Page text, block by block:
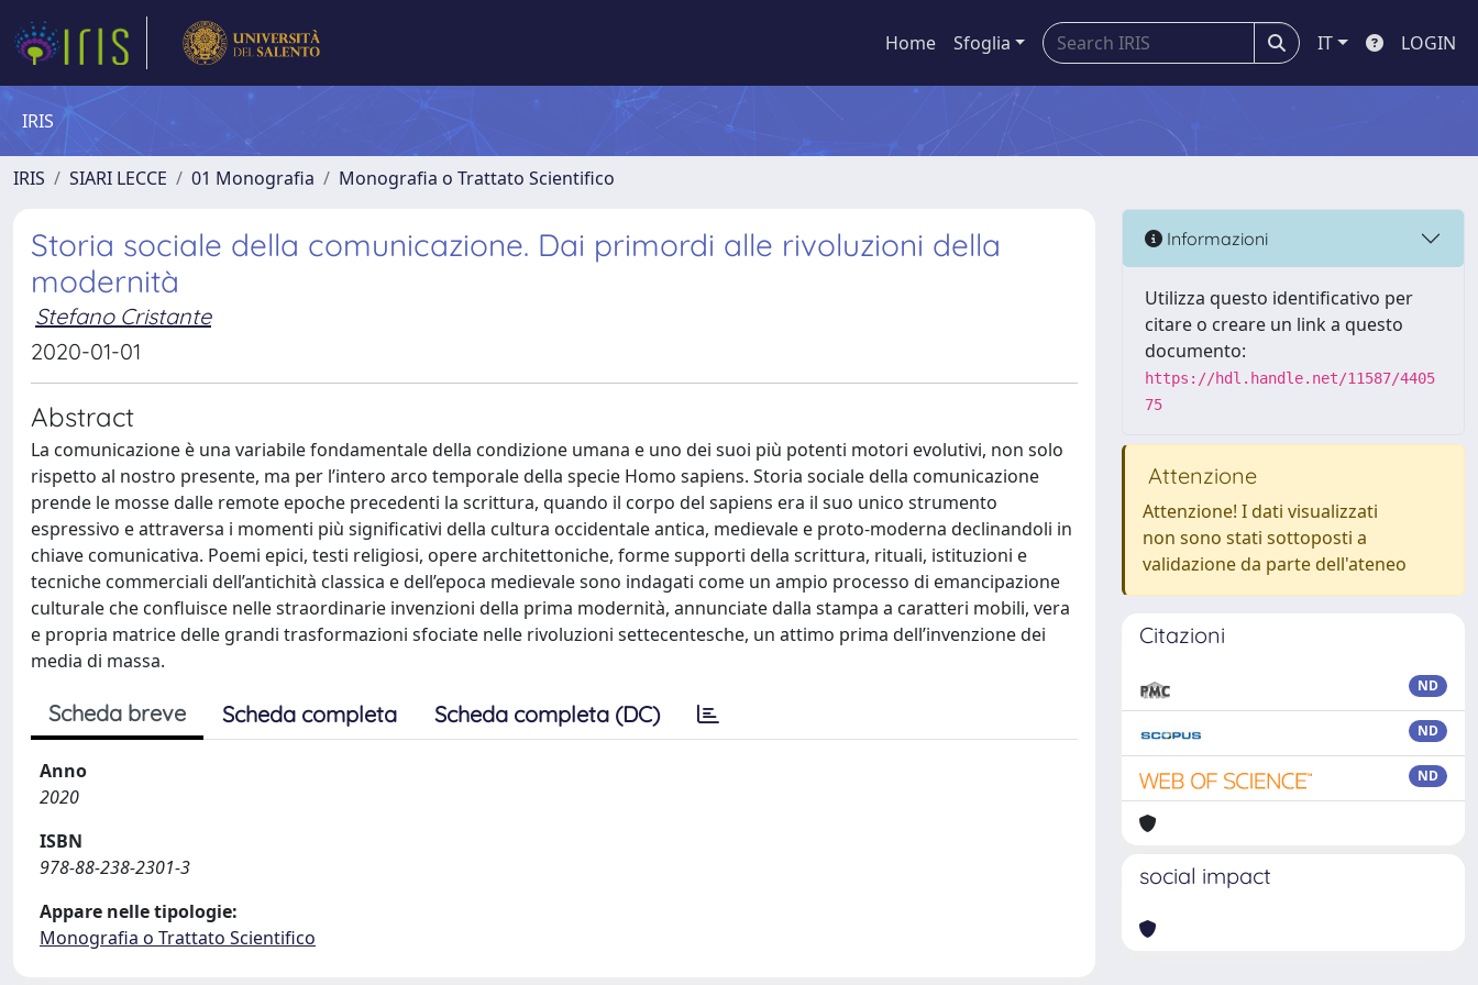
Home Sfoglia IT LOGIN
IRIS
IRIS SIARI LECCE 01 Monografia Monografia o Trattato Scientifico
Storia sociale della comunicazione. Dai primordi alle rivoluzioni della
modernità
Stefano Cristante
2020-01-01
Abstract
La comunicazione è una variabile fondamentale della condizione umana e uno dei suoi più potenti motori evolutivi, non solo
rispetto al nostro presente, ma per l’intero arco temporale della specie Homo sapiens. Storia sociale della comunicazione
prende le mosse dalle remote epoche precedenti la scrittura, quando il corpo del sapiens era il suo unico strumento
espressivo e attraversa i momenti più significativi della cultura occidentale antica, medievale e proto-moderna declinandoli in
chiave comunicativa. Poemi epici, testi religiosi, opere architettoniche, forme supporti della scrittura, rituali, istituzioni e
tecniche commerciali dell’antichità classica e dell’epoca medievale sono indagati come un ampio processo di emancipazione
culturale che confluisce nelle straordinarie invenzioni della prima modernità, annunciate dalla stampa a caratteri mobili, vera
e propria matrice delle grandi trasformazioni sfociate nelle rivoluzioni settecentesche, un attimo prima dell’invenzione dei
media di massa.
Scheda breve Scheda completa Scheda completa (DC)
Anno
2020
ISBN
978-88-238-2301-3
Appare nelle tipologie:
Monografia o Trattato Scientifico
Informazioni
Utilizza questo identificativo per
citare o creare un link a questo
documento:
https://hdl.handle.net/11587/4405
75
Attenzione
Attenzione! I dati visualizzati
non sono stati sottoposti a
validazione da parte dell'ateneo
Citazioni
ND
ND
ND
social impact